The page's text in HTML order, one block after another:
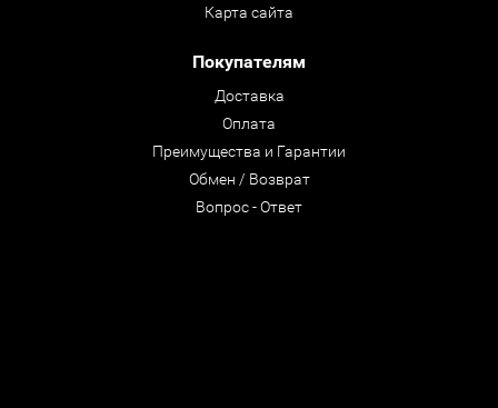
Карта сайта
Покупателям
Доставка
Оплата
Преимущества и Гарантии
Обмен / Возврат
Вопрос - Ответ